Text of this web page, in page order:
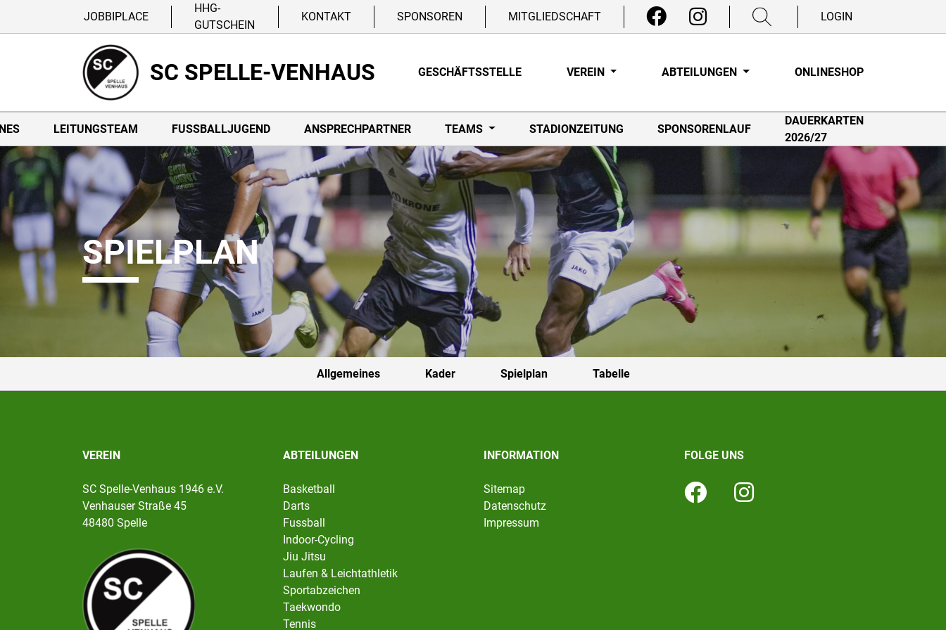
JOBBIPLACE
HHG-
GUTSCHEIN
KONTAKT SPONSOREN MITGLIEDSCHAFT LOGIN
SC SPELLE-VENHAUS GESCHÄFTSSTELLE VEREIN ABTEILUNGEN ONLINESHOP
LEITUNGSTEAM FUSSBALLJUGEND ANSPRECHPARTNER TEAMS STADIONZEITUNG SPONSORENLAUF
DAUERKARTEN
2026/27
SPIELPLAN
Allgemeines Kader Spielplan Tabelle
VEREIN
SC Spelle-Venhaus 1946 e.V.
Venhauser Straße 45
48480 Spelle
ABTEILUNGEN
Basketball
Darts
Fussball
Indoor-Cycling
Jiu Jitsu
Laufen & Leichtathletik
Sportabzeichen
Taekwondo
Tennis
INFORMATION
Sitemap
Datenschutz
Impressum
FOLGE UNS